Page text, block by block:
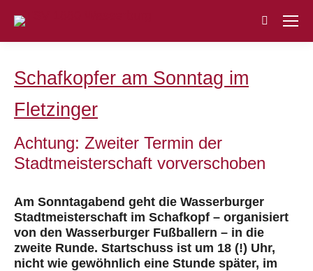
Search:
Schafkopfer am Sonntag im
Fletzinger
Achtung: Zweiter Termin der
Stadtmeisterschaft vorverschoben
Am Sonntagabend geht die Wasserburger
Stadtmeisterschaft im Schafkopf – organisiert
von den Wasserburger Fußballern – in die
zweite Runde. Startschuss ist um 18 (!) Uhr,
nicht wie gewöhnlich eine Stunde später, im